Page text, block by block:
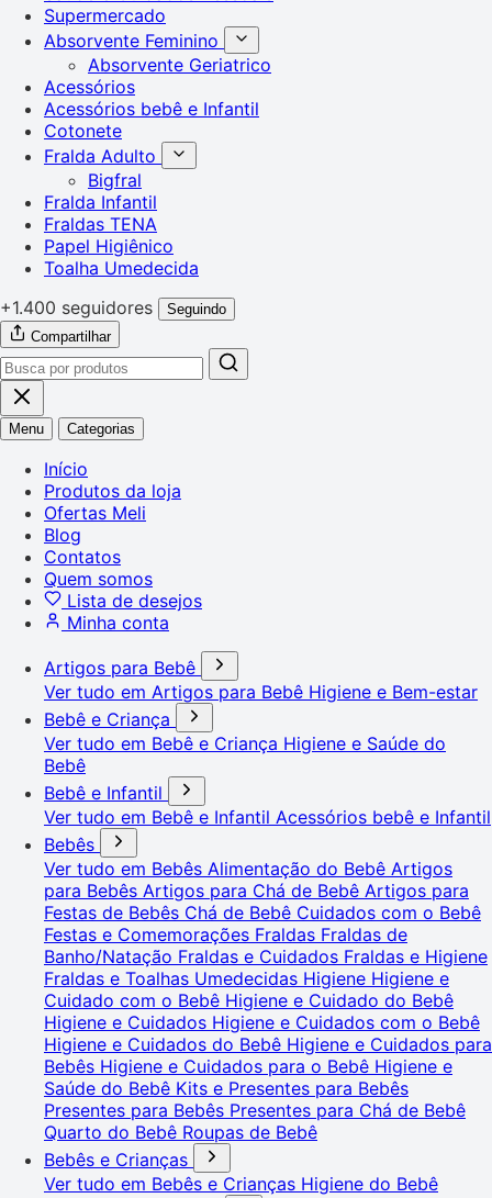
Supermercado
Absorvente Feminino
Absorvente Geriatrico
Acessórios
Acessórios bebê e Infantil
Cotonete
Fralda Adulto
Bigfral
Fralda Infantil
Fraldas TENA
Papel Higiênico
Toalha Umedecida
+1.400 seguidores
Seguindo
Compartilhar
Menu Categorias
Início
Produtos da loja
Ofertas Meli
Blog
Contatos
Quem somos
Lista de desejos
Minha conta
Artigos para Bebê
Ver tudo em Artigos para Bebê Higiene e Bem-estar
Bebê e Criança
Ver tudo em Bebê e Criança Higiene e Saúde do
Bebê
Bebê e Infantil
Ver tudo em Bebê e Infantil Acessórios bebê e Infantil
Bebês
Ver tudo em Bebês Alimentação do Bebê Artigos
para Bebês Artigos para Chá de Bebê Artigos para
Festas de Bebês Chá de Bebê Cuidados com o Bebê
Festas e Comemorações Fraldas Fraldas de
Banho/Natação Fraldas e Cuidados Fraldas e Higiene
Fraldas e Toalhas Umedecidas Higiene Higiene e
Cuidado com o Bebê Higiene e Cuidado do Bebê
Higiene e Cuidados Higiene e Cuidados com o Bebê
Higiene e Cuidados do Bebê Higiene e Cuidados para
Bebês Higiene e Cuidados para o Bebê Higiene e
Saúde do Bebê Kits e Presentes para Bebês
Presentes para Bebês Presentes para Chá de Bebê
Quarto do Bebê Roupas de Bebê
Bebês e Crianças
Ver tudo em Bebês e Crianças Higiene do Bebê